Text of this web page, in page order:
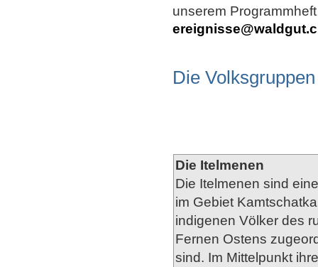
unserem
Die
Die Itelmenen
Die Itelmenen sind
im Gebiet
indigenen Völker des
Fernen Ostens
sind. Im Mittelpunkt